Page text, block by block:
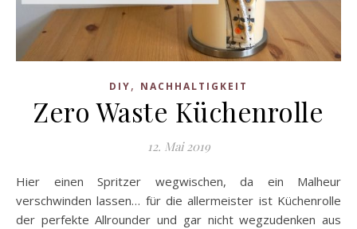
DIY, NACHHALTIGKEIT
Zero Waste Küchenrolle
12. Mai 2019
Hier einen Spritzer wegwischen, da ein Malheur
verschwinden lassen… für die allermeister ist Küchenrolle
der perfekte Allrounder und gar nicht wegzudenken aus